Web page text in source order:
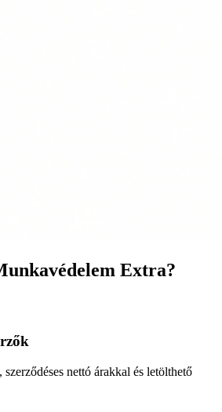
Extra?
nettó árakkal és letölthető